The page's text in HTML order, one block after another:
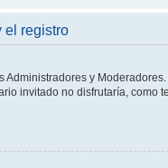
el registro
y
invitado no disfrutaría,